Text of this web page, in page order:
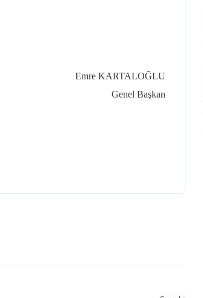
Emre KARTALOĞLU
Genel Başkan